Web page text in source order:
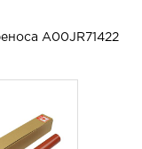
A00JR71422